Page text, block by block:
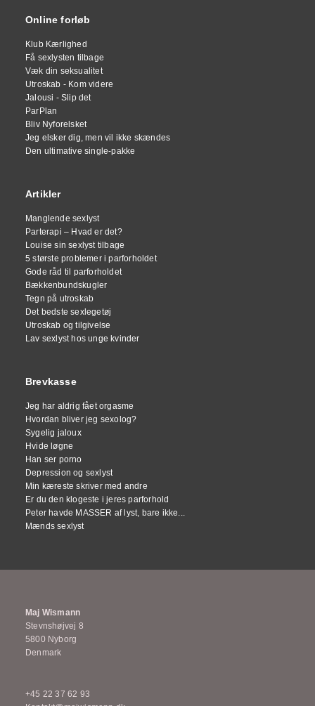
Online forløb
Klub Kærlighed
Få sexlysten tilbage
Væk din seksualitet
Utroskab - Kom videre
Jalousi - Slip det
ParPlan
Bliv Nyforelsket
Jeg elsker dig, men vil ikke skændes
Den ultimative single-pakke
Artikler
Manglende sexlyst
Parterapi – Hvad er det?
Louise sin sexlyst tilbage
5 største problemer i parforholdet
Gode råd til parforholdet
Bækkenbundskugler
Tegn på utroskab
Det bedste sexlegetøj
Utroskab og tilgivelse
Lav sexlyst hos unge kvinder
Brevkasse
Jeg har aldrig fået orgasme
Hvordan bliver jeg sexolog?
Sygelig jaloux
Hvide løgne
Han ser porno
Depression og sexlyst
Min kæreste skriver med andre
Er du den klogeste i jeres parforhold
Peter havde MASSER af lyst, bare ikke...
Mænds sexlyst
Maj Wismann
Stevnshøjvej 8
5800 Nyborg
Denmark
+45 22 37 62 93